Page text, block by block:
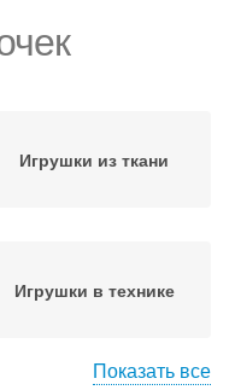
Игрушки из ткани
Игрушки в технике
Показать все